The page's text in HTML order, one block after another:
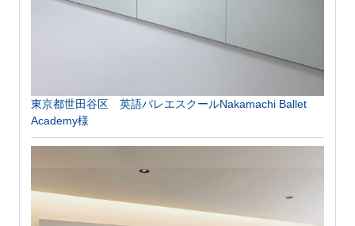
東京都世田谷区 英語バレエスクールNakamachi Ballet
Academy様